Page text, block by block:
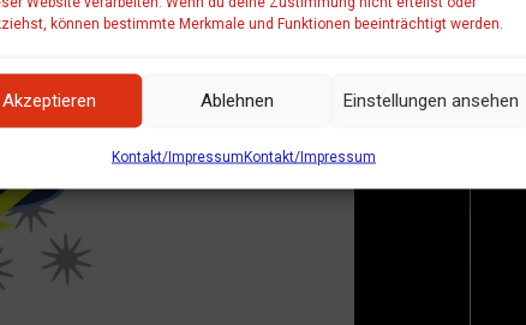
können bestimmte Merkmale und Funktionen beeinträchtigt werden.
Akzeptieren Ablehnen Einstellungen ansehen
Kontakt/ImpressumKontakt/Impressum